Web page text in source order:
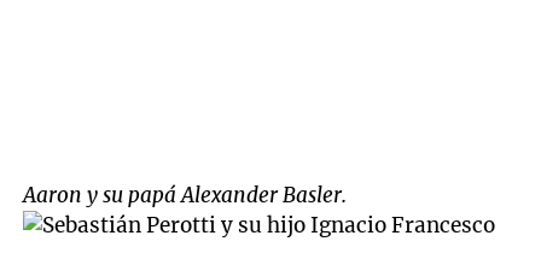
Aaron y su papá Alexander Basler.